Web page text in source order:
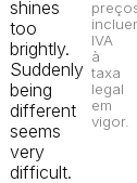
shines
too
brightly.
Suddenly
being
different
seems
very
difficult.
IVA
à
taxa
legal
em
vigor.